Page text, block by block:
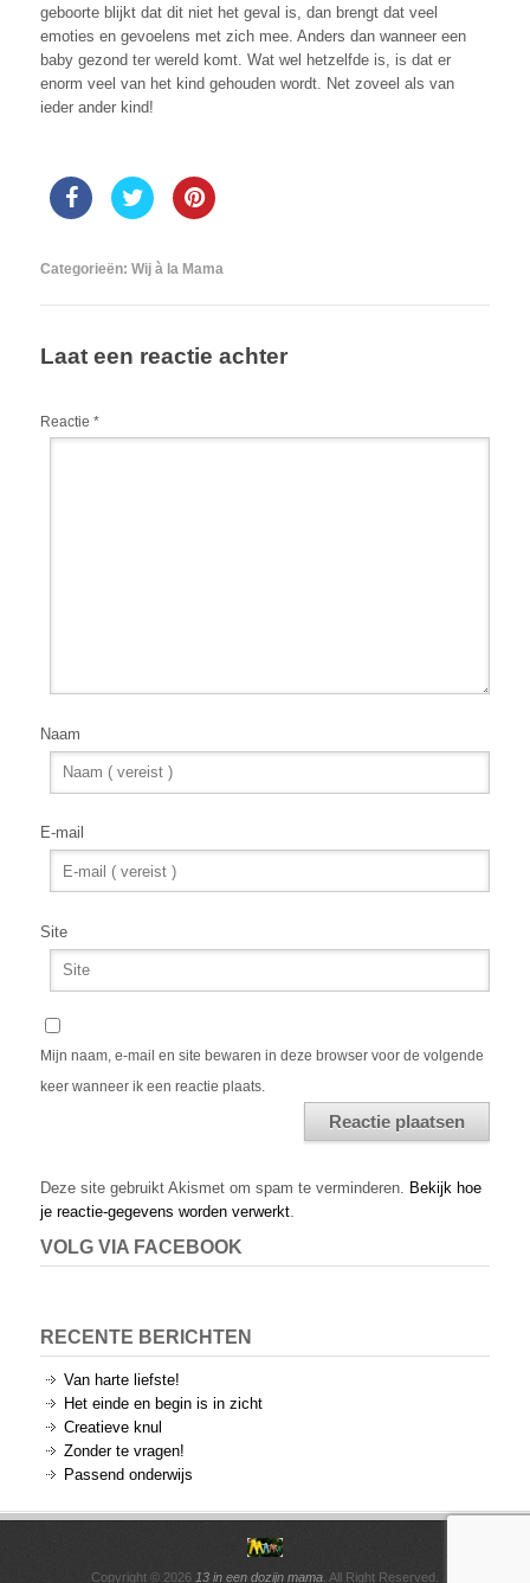
geboorte blijkt dat dit niet het geval is, dan brengt dat veel
emoties en gevoelens met zich mee. Anders dan wanneer een
baby gezond ter wereld komt. Wat wel hetzelfde is, is dat er
enorm veel van het kind gehouden wordt. Net zoveel als van
ieder ander kind!
Categorieën: Wij à la Mama
Laat een reactie achter
Reactie *
Naam
E-mail
Site
Mijn naam, e-mail en site bewaren in deze browser voor de volgende
keer wanneer ik een reactie plaats.
Deze site gebruikt Akismet om spam te verminderen. Bekijk hoe
je reactie-gegevens worden verwerkt.
VOLG VIA FACEBOOK
RECENTE BERICHTEN
Van harte liefste!
Het einde en begin is in zicht
Creatieve knul
Zonder te vragen!
Passend onderwijs
Copyright © 2026 13 in een dozijn mama . All Right Reserved.